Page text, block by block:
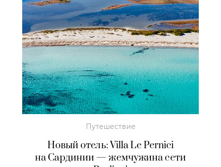
Путешествие
Новый отель: Villa Le Pernici
на Сардинии — жемчужина сети